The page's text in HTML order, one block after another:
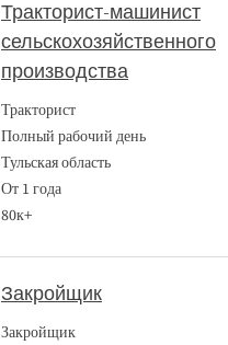
Тракторист-машинист
сельскохозяйственного
производства
Тракторист
Полный рабочий день
Тульская область
От 1 года
80к+
Закройщик
Закройщик